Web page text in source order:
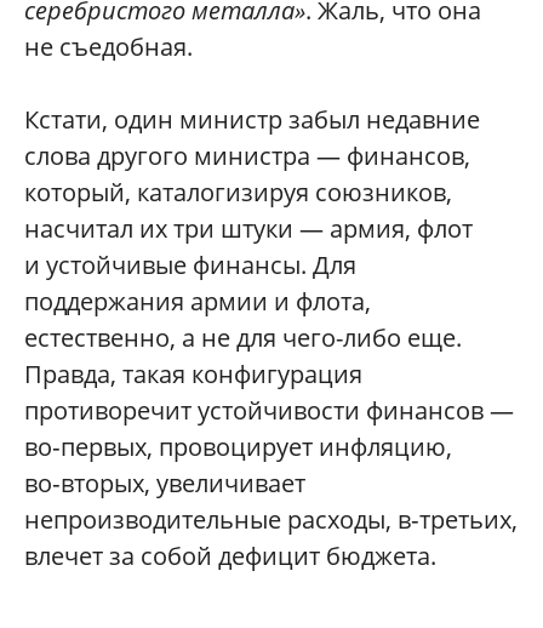
серебристого металла». Жаль, что она
не съедобная.
Кстати, один министр забыл недавние
слова другого министра — финансов,
который, каталогизируя союзников,
насчитал их три штуки — армия, флот
и устойчивые финансы. Для
поддержания армии и флота,
естественно, а не для чего-либо еще.
Правда, такая конфигурация
противоречит устойчивости финансов —
во‑первых, провоцирует инфляцию,
во‑вторых, увеличивает
непроизводительные расходы, в‑третьих,
влечет за собой дефицит бюджета.